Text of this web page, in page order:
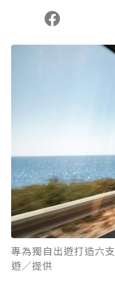
專為獨自出遊打造六
遊／提供